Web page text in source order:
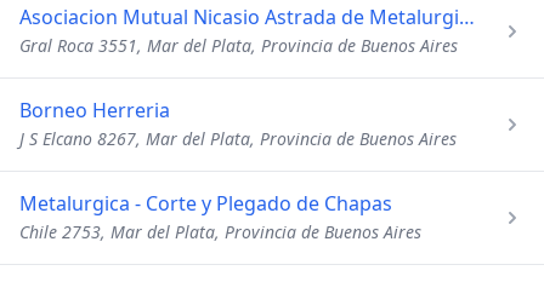
Asociacion Mutual Nicasio Astrada de Metalurgicos
Gral Roca 3551, Mar del Plata, Provincia de Buenos Aires
Borneo Herreria
J S Elcano 8267, Mar del Plata, Provincia de Buenos Aires
Metalurgica - Corte y Plegado de Chapas
Chile 2753, Mar del Plata, Provincia de Buenos Aires